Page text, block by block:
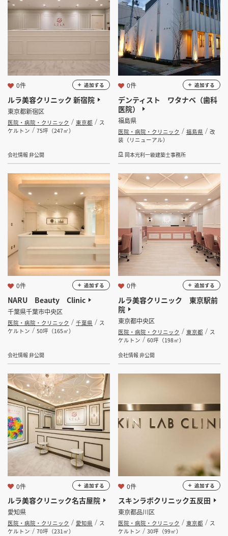
坪
フリーワード
検索する
ルラ美容クリニック 新宿院
東京都新宿区
医院・病院・クリニック 東京都
ス
ケルトン
75坪（247㎡）
会社情報 非公開
0件 追加する
デンティスト ワタナベ（歯科
医院）
福島県
医院・病院・クリニック 福島県
改
装（リニューアル）
岡本光利一級建築士事務所
0件 追加する
NARU Beauty Clinic
千葉県千葉市中央区
医院・病院・クリニック 千葉県
ス
ケルトン
50坪（165㎡）
会社情報 非公開
0件 追加する
ルラ美容クリニック 東京駅前
院
東京都中央区
医院・病院・クリニック 東京都
ス
ケルトン
60坪（198㎡）
会社情報 非公開
0件 追加する
ルラ美容クリニック名古屋院
愛知県
医院・病院・クリニック 愛知県
ス
ケルトン
70坪（231㎡）
0件 追加する
スキンラボクリニック五反田
東京都品川区
医院・病院・クリニック 東京都
ス
ケルトン
30坪（99㎡）
0件 追加する